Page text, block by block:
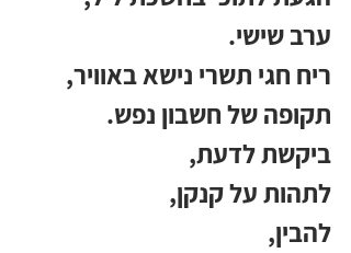
ערב שישי.
ריח חגי תשרי נישא באוויר,
תקופה של חשבון נפש.
ביקשת לדעת,
לתהות על קנקן,
להבין,